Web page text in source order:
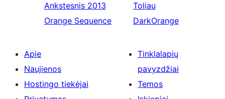
Ankstesnis 2013
Orange Sequence
Toliau
DarkOrange
Apie
Naujienos
Hostingo tiekėjai
Tinklalapių
pavyzdžiai
Temos